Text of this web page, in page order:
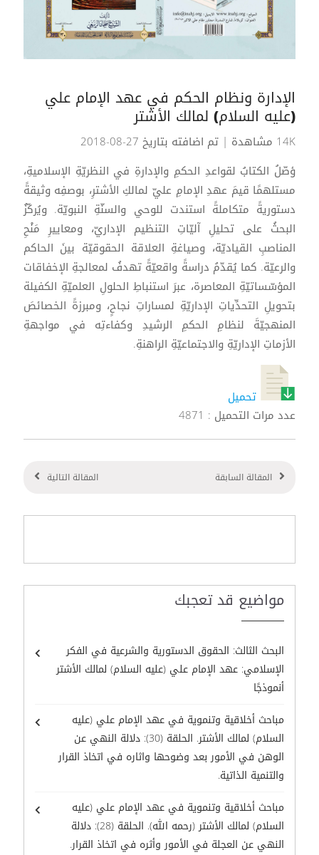
الإدارة ونظام الحكم في عهد الإمام علي
(عليه السلام) لمالك الأشتر
14K مشاهدة
| تم اضافته بتاريخ 27-08-2018
ؤصّلُ الكتابُ لقواعدِ الحكمِ والإدارةِ في النظريّةِ الإسلاميةِ،
مستلهمًا قيمَ عهدِ الإمامِ عليّ لمالكِ الأشترِ، بوصفِه وثيقةً
دستوريةً متكاملةً استندت للوحي والسنّةِ النبويّة. ويُركّزُ
البحثُ على تحليلِ آليّاتِ التنظيم الإداريّ، ومعاييرِ مَنْحِ
المناصبِ القياديّة، وصياغةِ العلاقة الحقوقيّة بينَ الحاكم
والرعيّة. كما يُقدّمُ دراسةً واقعيّةً تهدفُ لمعالجةِ الإخفاقات
المؤسّساتيّةِ المعاصرة، عبرَ استنباطِ الحلولِ العلميّةِ الكفيلة
بتحويلِ التحدِّياتِ الإداريّةِ لمساراتِ نجاحٍ، ومبرزةً الخصائصَ
المنهجيّةَ لنظامِ الحكمِ الرشيدِ وكفاءتِه في مواجهةِ
الأزماتِ الإداريّةِ والاجتماعيّةِ الراهنةِ.
تحميل
عدد مرات التحميل : 4871
المقالة السابقة المقالة التالية
مواضيع قد تعجبك
البحث الثالث: الحقوق الدستورية والشرعية في الفكر
الإسلامي: عهد الإمام علي (عليه السلام) لمالك الأشتر
أنموذجًا
مباحث أخلاقية وتنموية في عهد الإمام علي (عليه
السلام) لمالك الأشتر. الحلقة (30): دلالة النهي عن
الوهن في الأمور بعد وضوحها واثاره في اتخاذ القرار
والتنمية الذاتية.
مباحث أخلاقية وتنموية في عهد الإمام علي (عليه
السلام) لمالك الأشتر (رحمه الله). الحلقة (28): دلالة
النهي عن العجلة في الأمور وأثره في اتخاذ القرار.